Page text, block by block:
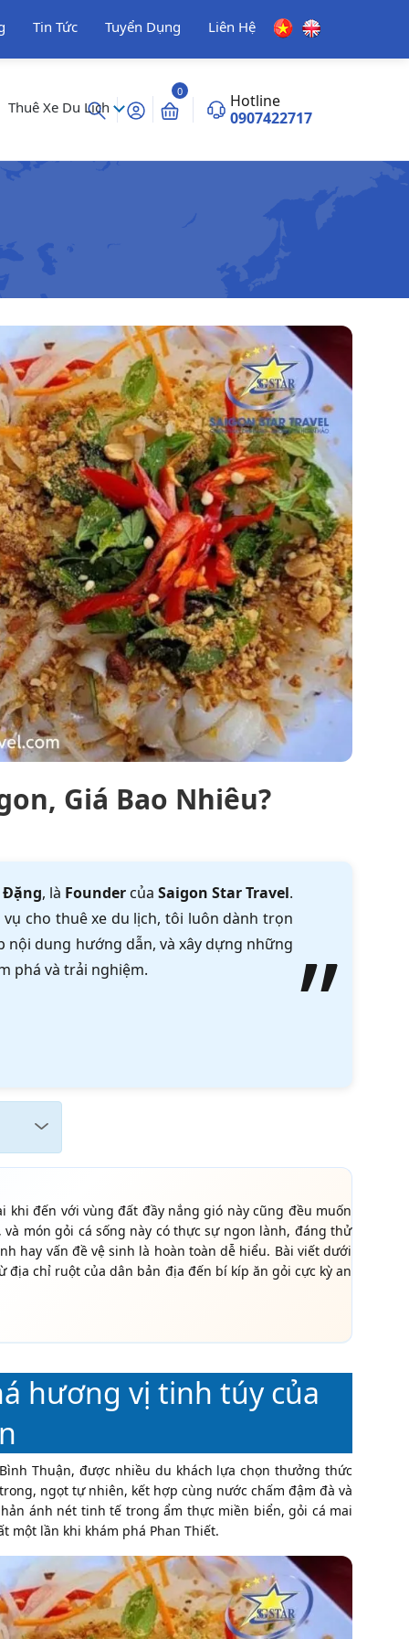
Tin Tức Tuyển Dụng Liên Hệ
Thuê Xe Du Lịch
0
Hotline
0907422717
Giá Bao Nhiêu?
, là Foundercủa Saigon Star Travel.
cho thuê xe du lịch, tôi luôn dành trọn
nội dung hướng dẫn, và xây dựng những
phá và trải nghiệm.
đến với vùng đất đầy nắng gió này cũng đều muốn
món gỏi cá sống này có thực sự ngon lành, đáng thử
hay vấn đề vệ sinh là hoàn toàn dễ hiểu. Bài viết dưới
chỉ ruột của dân bản địa đến bí kíp ăn gỏi cực kỳ an
hương vị tinh túy của
Thuận, được nhiều du khách lựa chọn thưởng thức
ngọt tự nhiên, kết hợp cùng nước chấm đậm đà và
ánh nét tinh tế trong ẩm thực miền biển, gỏi cá mai
một lần khi khám phá Phan Thiết.